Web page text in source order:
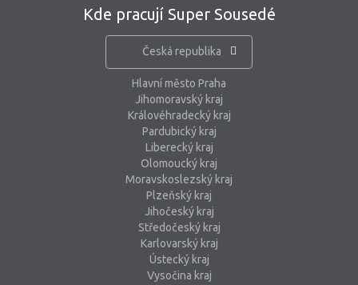
Kde pracují Super Sousedé
Česká republika
Hlavní město Praha
Jihomoravský kraj
Královéhradecký kraj
Pardubický kraj
Liberecký kraj
Olomoucký kraj
Moravskoslezský kraj
Plzeňský kraj
Jihočeský kraj
Středočeský kraj
Karlovarský kraj
Ústecký kraj
Vysočina kraj